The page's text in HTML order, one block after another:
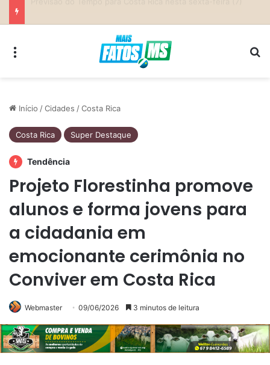
Início /Cidades /Costa Rica
Costa Rica Super Destaque
Tendência
Projeto Florestinha promove
alunos e forma jovens para
a cidadania em
emocionante cerimônia no
Conviver em Costa Rica
Webmaster 09/06/2026 3 minutos de leitura